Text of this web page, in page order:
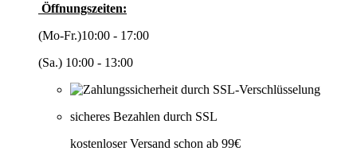
Öffnungszeiten:
(Mo-Fr.)10:00 - 17:00
(Sa.) 10:00 - 13:00
sicheres Bezahlen durch SSL
kostenloser Versand schon ab 99€